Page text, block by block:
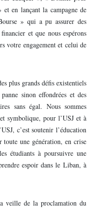
en lançant la campagne de
» qui a pu assurer des
et que nous espérons
votre engagement et celui de
plus grands défis existentiels
sinon effondrées et des
sans égal. Nous sommes
symbolique, pour l’USJ et à
c’est soutenir l’éducation
toute une génération, en crise
étudiants à poursuivre une
espoir dans le Liban, à
veille de la proclamation du